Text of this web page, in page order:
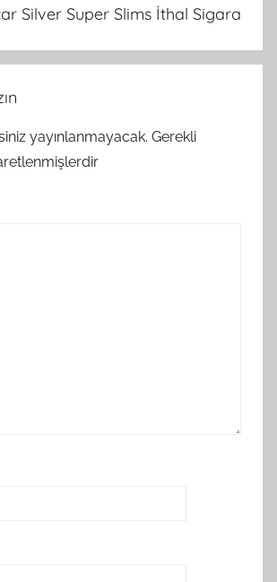
Silver Super Slims İthal Sigara
yayınlanmayacak. Gerekli